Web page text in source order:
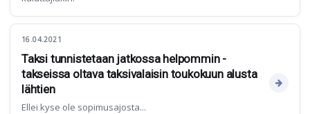
16.04.2021
Taksi tunnistetaan jatkossa helpommin -
takseissa oltava taksivalaisin toukokuun alusta
lähtien
Ellei kyse ole sopimusajosta...